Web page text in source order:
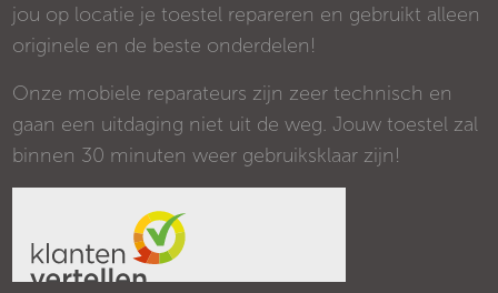
jou op locatie je toestel repareren en gebruikt alleen
originele en de beste onderdelen!
Onze mobiele reparateurs zijn zeer technisch en
gaan een uitdaging niet uit de weg. Jouw toestel zal
binnen 30 minuten weer gebruiksklaar zijn!